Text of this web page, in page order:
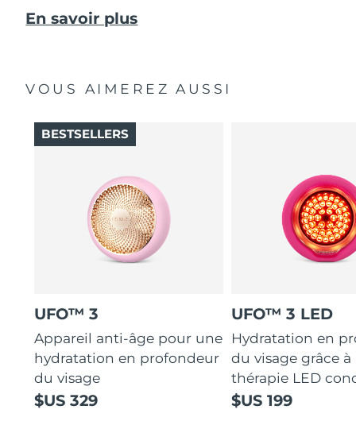
En savoir plus
VOUS AIMEREZ AUSSI
UFO™ 3
Appareil anti-âge pour une
hydratation en profondeur
du visage
$US 329
BESTSELLERS
UFO™ 3 LED
Hydratation en
du visage grâce à
thérapie LED
$US 199